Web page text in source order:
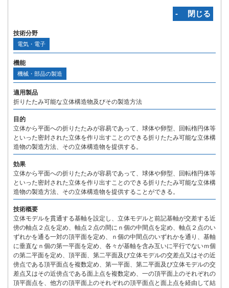
‐ 閉じる
技術分野
電気・電子
機能
機械・部品の製造
適用製品
折りたたみ可能な立体構造物及びその製造方法
目的
立体から平面への折りたたみが容易であって、球体や卵型、回転楕円体等
といった密封された立体を作り出すことのできる折りたたみ可能な立体構
造物の製造方法、その立体構造物を提供する。
効果
立体から平面への折りたたみが容易であって、球体や卵型、回転楕円体等
といった密封された立体を作り出すことのできる折りたたみ可能な立体構
造物の製造方法、その立体構造物を提供することができる。
技術概要
立体モデルを貫通する基軸を設定し、立体モデルと前記基軸が交差する近
傍の軸点２点を定め、軸点２点の間にｎ個の中間点を定め、軸点２点のい
ずれかを通る一対の頂平面を定め、ｎ個の中間点のいずれかを通り、基軸
に垂直なｎ個の第一平面を定め、各々が基軸を含み互いに平行でないｍ個
の第二平面を定め、頂平面、第二平面及び立体モデルの交差点又はその近
傍点である頂平面点を複数定め、第一平面、第二平面及び立体モデルの交
差点又はその近傍点である面上点を複数定め、一の頂平面上のそれぞれの
頂平面点を、他方の頂平面上のそれぞれの頂平面点と面上点を経由して結